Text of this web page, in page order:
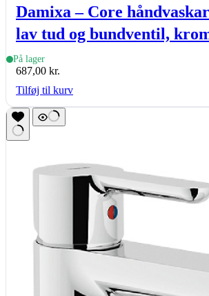
Damixa – Core
lav tud og bundventil,
På lager
687,00 kr.
Tilføj til kurv